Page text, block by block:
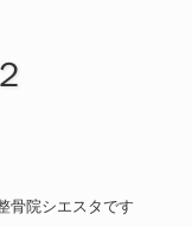
骨院シエスタです